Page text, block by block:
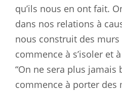
qu’ils nous en ont fait.
dans nos relations à
nous construit des
commence à s’isoler et
“On ne sera plus jamais
commence à porter des